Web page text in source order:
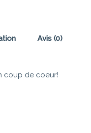
Avis (0)
coup de coeur!